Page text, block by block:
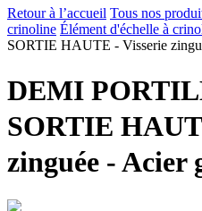
Retour à l’accueil Tous nos
crinoline Élément d'échelle à
SORTIE HAUTE - Visserie
DEMI
SORTIE
zinguée - Acier